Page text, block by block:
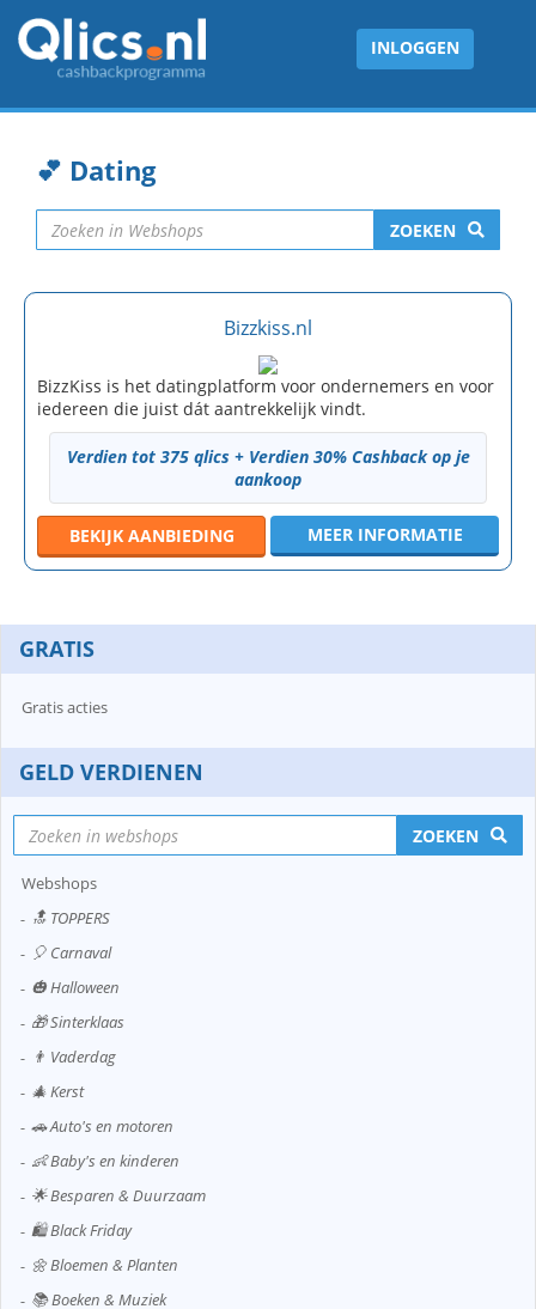
INLOGGEN
💕 Dating
ZOEKEN
Bizzkiss.nl
BizzKiss is het datingplatform voor ondernemers en voor
iedereen die juist dát aantrekkelijk vindt.
Verdien tot 375 qlics + Verdien 30% Cashback op je
aankoop
BEKIJK AANBIEDING MEER INFORMATIE
GRATIS
Gratis acties
GELD VERDIENEN
ZOEKEN
Webshops
🔝 TOPPERS
🎈 Carnaval
🎃 Halloween
🎁 Sinterklaas
👨 Vaderdag
🎄 Kerst
🚗 Auto's en motoren
👶 Baby's en kinderen
🌟 Besparen & Duurzaam
🛍️ Black Friday
🌼 Bloemen & Planten
📚 Boeken & Muziek